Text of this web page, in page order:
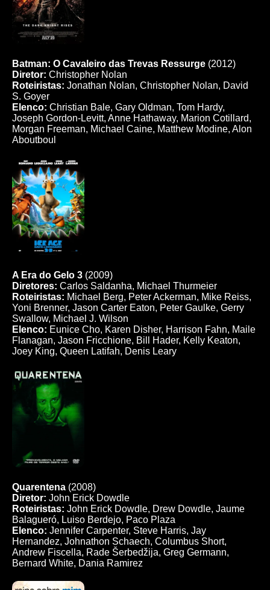
Batman: O Cavaleiro das Trevas Ressurge (2012)
Diretor: Christopher Nolan
Roteiristas: Jonathan Nolan, Christopher Nolan, David
S. Goyer
Elenco: Christian Bale, Gary Oldman, Tom Hardy,
Joseph Gordon-Levitt, Anne Hathaway, Marion Cotillard,
Morgan Freeman, Michael Caine, Matthew Modine, Alon
Aboutboul
A Era do Gelo 3 (2009)
Diretores: Carlos Saldanha, Michael Thurmeier
Roteiristas: Michael Berg, Peter Ackerman, Mike Reiss,
Yoni Brenner, Jason Carter Eaton, Peter Gaulke, Gerry
Swallow, Michael J. Wilson
Elenco: Eunice Cho, Karen Disher, Harrison Fahn, Maile
Flanagan, Jason Fricchione, Bill Hader, Kelly Keaton,
Joey King, Queen Latifah, Denis Leary
Quarentena (2008)
Diretor: John Erick Dowdle
Roteiristas: John Erick Dowdle, Drew Dowdle, Jaume
Balagueró, Luiso Berdejo, Paco Plaza
Elenco: Jennifer Carpenter, Steve Harris, Jay
Hernandez, Johnathon Schaech, Columbus Short,
Andrew Fiscella, Rade Šerbedžija, Greg Germann,
Bernard White, Dania Ramirez